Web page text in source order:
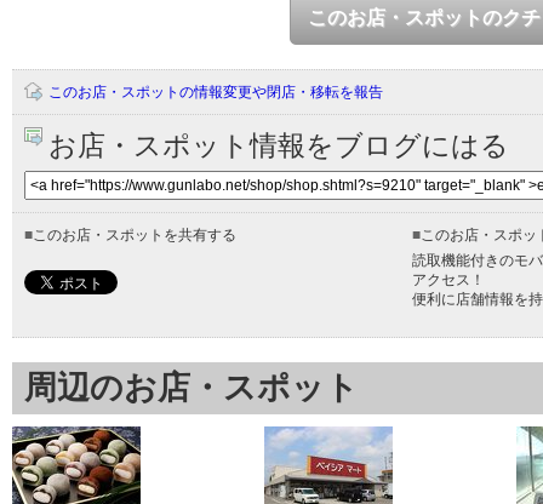
このお店・スポットのク
このお店・スポットの情報変更や閉店・移転を報告
お店・スポット情報をブログにはる
■このお店・スポットを共有する ■このお店・スポッ
読取機能付きのモ
アクセス！
便利に店舗情報を
周辺のお店・スポット